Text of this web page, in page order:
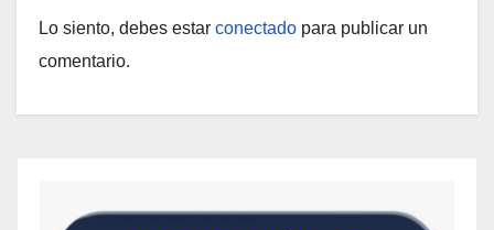
Lo siento, debes estar conectado para publicar un
comentario.